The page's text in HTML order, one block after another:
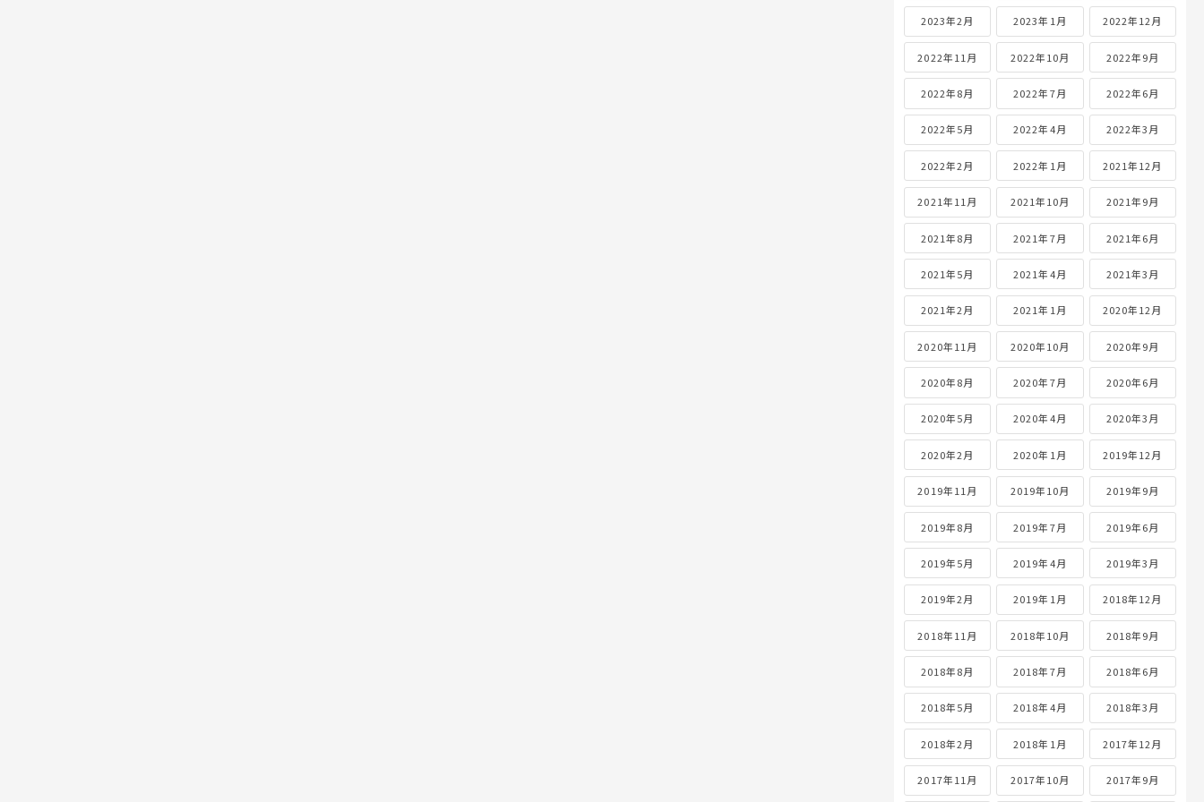
2023年2月 2023年1月 2022年12月
2022年11月 2022年10月 2022年9月
2022年8月 2022年7月 2022年6月
2022年5月 2022年4月 2022年3月
2022年2月 2022年1月 2021年12月
2021年11月 2021年10月 2021年9月
2021年8月 2021年7月 2021年6月
2021年5月 2021年4月 2021年3月
2021年2月 2021年1月 2020年12月
2020年11月 2020年10月 2020年9月
2020年8月 2020年7月 2020年6月
2020年5月 2020年4月 2020年3月
2020年2月 2020年1月 2019年12月
2019年11月 2019年10月 2019年9月
2019年8月 2019年7月 2019年6月
2019年5月 2019年4月 2019年3月
2019年2月 2019年1月 2018年12月
2018年11月 2018年10月 2018年9月
2018年8月 2018年7月 2018年6月
2018年5月 2018年4月 2018年3月
2018年2月 2018年1月 2017年12月
2017年11月 2017年10月 2017年9月